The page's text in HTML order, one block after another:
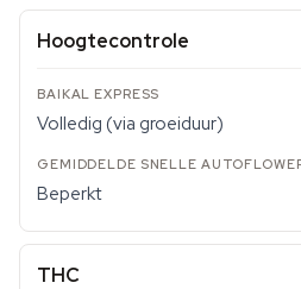
Hoogtecontrole
Volledig (via groeiduur)
Beperkt
THC